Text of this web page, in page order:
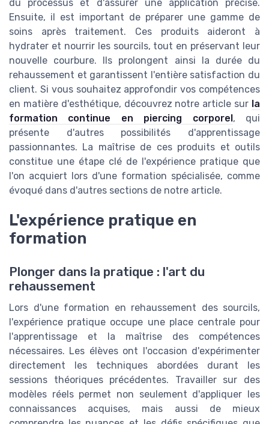
du processus et d'assurer une application précise.
Ensuite, il est important de préparer une gamme de
soins après traitement. Ces produits aideront à
hydrater et nourrir les sourcils, tout en préservant leur
nouvelle courbure. Ils prolongent ainsi la durée du
rehaussement et garantissent l'entière satisfaction du
client. Si vous souhaitez approfondir vos compétences
en matière d'esthétique, découvrez notre article sur la
formation continue en piercing corporel, qui
présente d'autres possibilités d'apprentissage
passionnantes. La maîtrise de ces produits et outils
constitue une étape clé de l'expérience pratique que
l'on acquiert lors d'une formation spécialisée, comme
évoqué dans d'autres sections de notre article.
L'expérience pratique en
formation
Plonger dans la pratique : l'art du
rehaussement
Lors d'une formation en rehaussement des sourcils,
l'expérience pratique occupe une place centrale pour
l'apprentissage et la maîtrise des compétences
nécessaires. Les élèves ont l'occasion d'expérimenter
directement les techniques abordées durant les
sessions théoriques précédentes. Travailler sur des
modèles réels permet non seulement d'appliquer les
connaissances acquises, mais aussi de mieux